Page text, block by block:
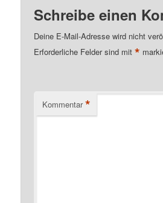
Schreibe einen
Deine E-Mail-Adresse wird nicht
Erforderliche Felder sind mit*
Kommentar *